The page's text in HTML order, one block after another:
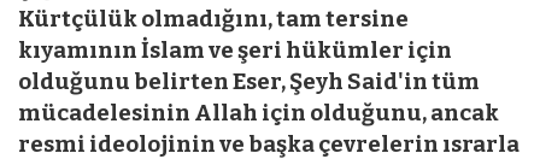
Kürtçülük olmadığını, tam tersine
kıyamının İslam ve şeri hükümler için
olduğunu belirten Eser, Şeyh Said'in tüm
mücadelesinin Allah için olduğunu, ancak
resmi ideolojinin ve başka çevrelerin ısrarla